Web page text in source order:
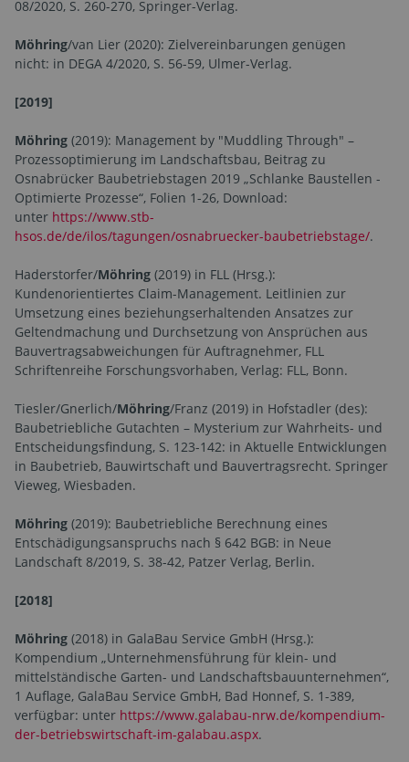
08/2020, S. 260-270, Springer-Verlag.
Möhring/van Lier (2020): Zielvereinbarungen genügen
nicht: in DEGA 4/2020, S. 56-59, Ulmer-Verlag.
[2019]
Möhring (2019): Management by "Muddling Through" –
Prozessoptimierung im Landschaftsbau, Beitrag zu
Osnabrücker Baubetriebstagen 2019 „Schlanke Baustellen -
Optimierte Prozesse“, Folien 1-26, Download:
unter https://www.stb-
hsos.de/de/ilos/tagungen/osnabruecker-baubetriebstage/.
Haderstorfer/Möhring (2019) in FLL (Hrsg.):
Kundenorientiertes Claim-Management. Leitlinien zur
Umsetzung eines beziehungserhaltenden Ansatzes zur
Geltendmachung und Durchsetzung von Ansprüchen aus
Bauvertragsabweichungen für Auftragnehmer, FLL
Schriftenreihe Forschungsvorhaben, Verlag: FLL, Bonn.
Tiesler/Gnerlich/Möhring/Franz (2019) in Hofstadler (des):
Baubetriebliche Gutachten – Mysterium zur Wahrheits- und
Entscheidungsfindung, S. 123-142: in Aktuelle Entwicklungen
in Baubetrieb, Bauwirtschaft und Bauvertragsrecht. Springer
Vieweg, Wiesbaden.
Möhring (2019): Baubetriebliche Berechnung eines
Entschädigungsanspruchs nach § 642 BGB: in Neue
Landschaft 8/2019, S. 38-42, Patzer Verlag, Berlin.
[2018]
Möhring (2018) in GalaBau Service GmbH (Hrsg.):
Kompendium „Unternehmensführung für klein- und
mittelständische Garten- und Landschaftsbauunternehmen“,
1 Auflage, GalaBau Service GmbH, Bad Honnef, S. 1-389,
verfügbar: unter https://www.galabau-nrw.de/kompendium-
der-betriebswirtschaft-im-galabau.aspx.